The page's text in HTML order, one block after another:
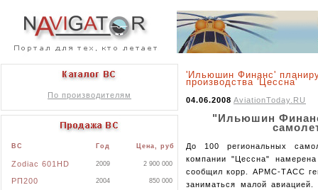
По производителям
ВС Год Цена, руб
Zodiac 601HD 2009 2 900 000
РП200 2004 850 000
'Ильюшин Финанс'
производства 'Цессна'
04.06.2008 AviationToday.RU
"Ильюшин
До 100 региональных
компании "Цессна"
сообщил корр. АРМС-ТАСС
заниматься малой